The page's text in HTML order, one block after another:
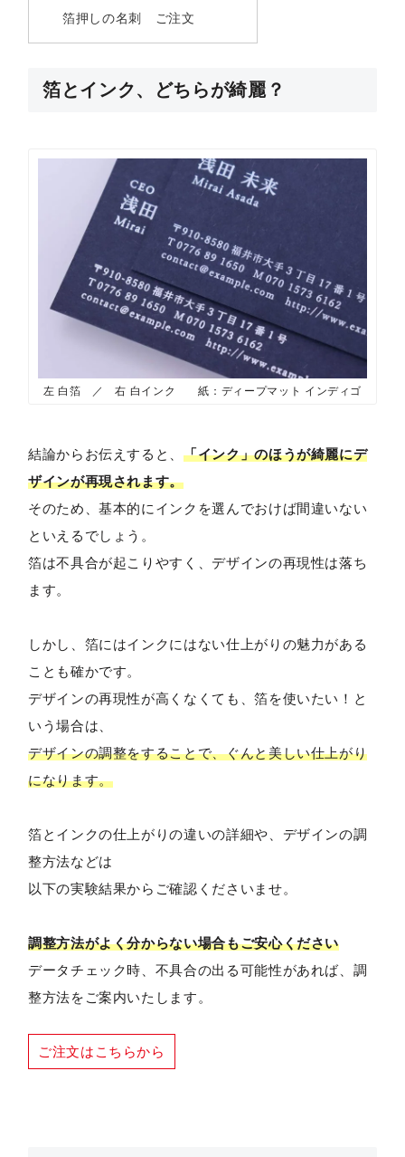
箔押しの名刺 ご注文
箔とインク、どちらが綺麗？
左 白箔 ／ 右 白インク 紙：ディープマット インディゴ
結論からお伝えすると、「インク」のほうが綺麗にデ
ザインが再現されます。
そのため、基本的にインクを選んでおけば間違いない
といえるでしょう。
箔は不具合が起こりやすく、デザインの再現性は落ち
ます。
しかし、箔にはインクにはない仕上がりの魅力がある
ことも確かです。
デザインの再現性が高くなくても、箔を使いたい！と
いう場合は、
デザインの調整をすることで、ぐんと美しい仕上がり
になります。
箔とインクの仕上がりの違いの詳細や、デザインの調
整方法などは
以下の実験結果からご確認くださいませ。
調整方法がよく分からない場合もご安心ください
データチェック時、不具合の出る可能性があれば、調
整方法をご案内いたします。
ご注文はこちらから